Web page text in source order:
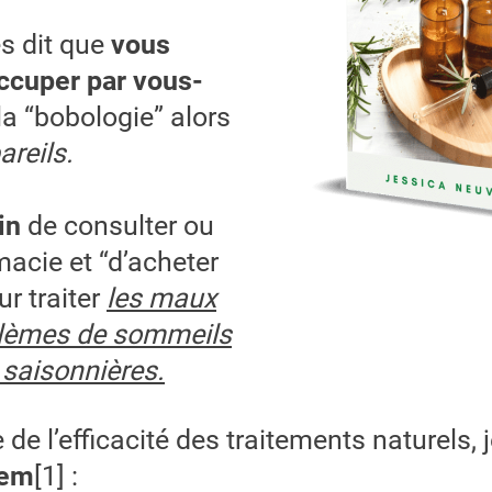
dit que vous
par vous-
“bobologie” alors
de consulter ou
et “d’acheter
traiter les maux
de sommeils
de l’efficacité des traitements naturels,
[1] :